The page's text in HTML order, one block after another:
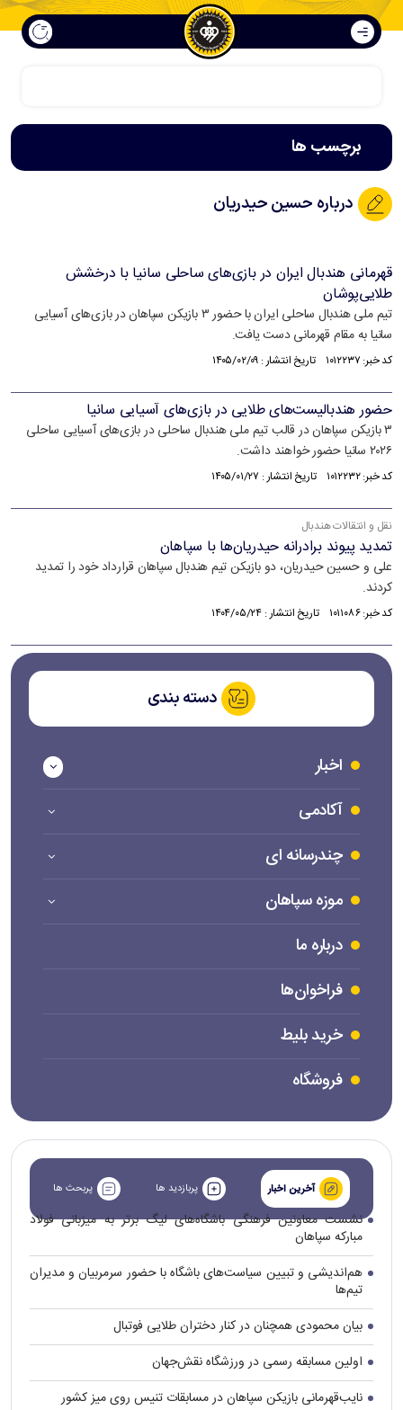
برچسب ها
درباره حسین حیدریان
قهرمانی هندبال ایران در بازی‌های ساحلی سانیا با درخشش
طلایی‌پوشان
تیم ملی هندبال ساحلی ایران با حضور ۳ بازیکن سپاهان در بازی‌های آسیایی
سانیا به مقام قهرمانی دست یافت.
کد خبر: ۱۰۱۲۲۳۷ تاریخ انتشار : ۱۴۰۵/۰۲/۰۹
حضور هندبالیست‌های طلایی در بازی‌های آسیایی سانیا
۳ بازیکن سپاهان در قالب تیم ملی هندبال ساحلی در بازی‌های آسیایی ساحلی
۲۰۲۶ سانیا حضور خواهند داشت.
کد خبر: ۱۰۱۲۲۳۲ تاریخ انتشار : ۱۴۰۵/۰۱/۲۷
نقل و انتقالات هندبال
تمدید پیوند برادرانه حیدریان‌ها با سپاهان
علی و حسین حیدریان، دو بازیکن تیم هندبال سپاهان قرارداد خود را تمدید
کردند.
کد خبر: ۱۰۱۱۰۸۶ تاریخ انتشار : ۱۴۰۴/۰۵/۲۴
دسته بندی
اخبار
آکادمی
چندرسانه ای
موزه سپاهان
درباره ما
فراخوان‌ها
خرید بلیط
فروشگاه
آخرین اخبار پربازدید ها پربحث ها
نشست معاونین فرهنگی باشگاه‌های لیگ برتر به میزبانی فولاد
مبارکه سپاهان
هم‌اندیشی و تبیین سیاست‌های باشگاه با حضور سرمربیان و مدیران
تیم‌ها
بیان محمودی همچنان در کنار دختران طلایی فوتبال
اولین مسابقه رسمی در ورزشگاه نقش‌جهان
نایب‌قهرمانی بازیکن سپاهان در مسابقات تنیس روی میز کشور